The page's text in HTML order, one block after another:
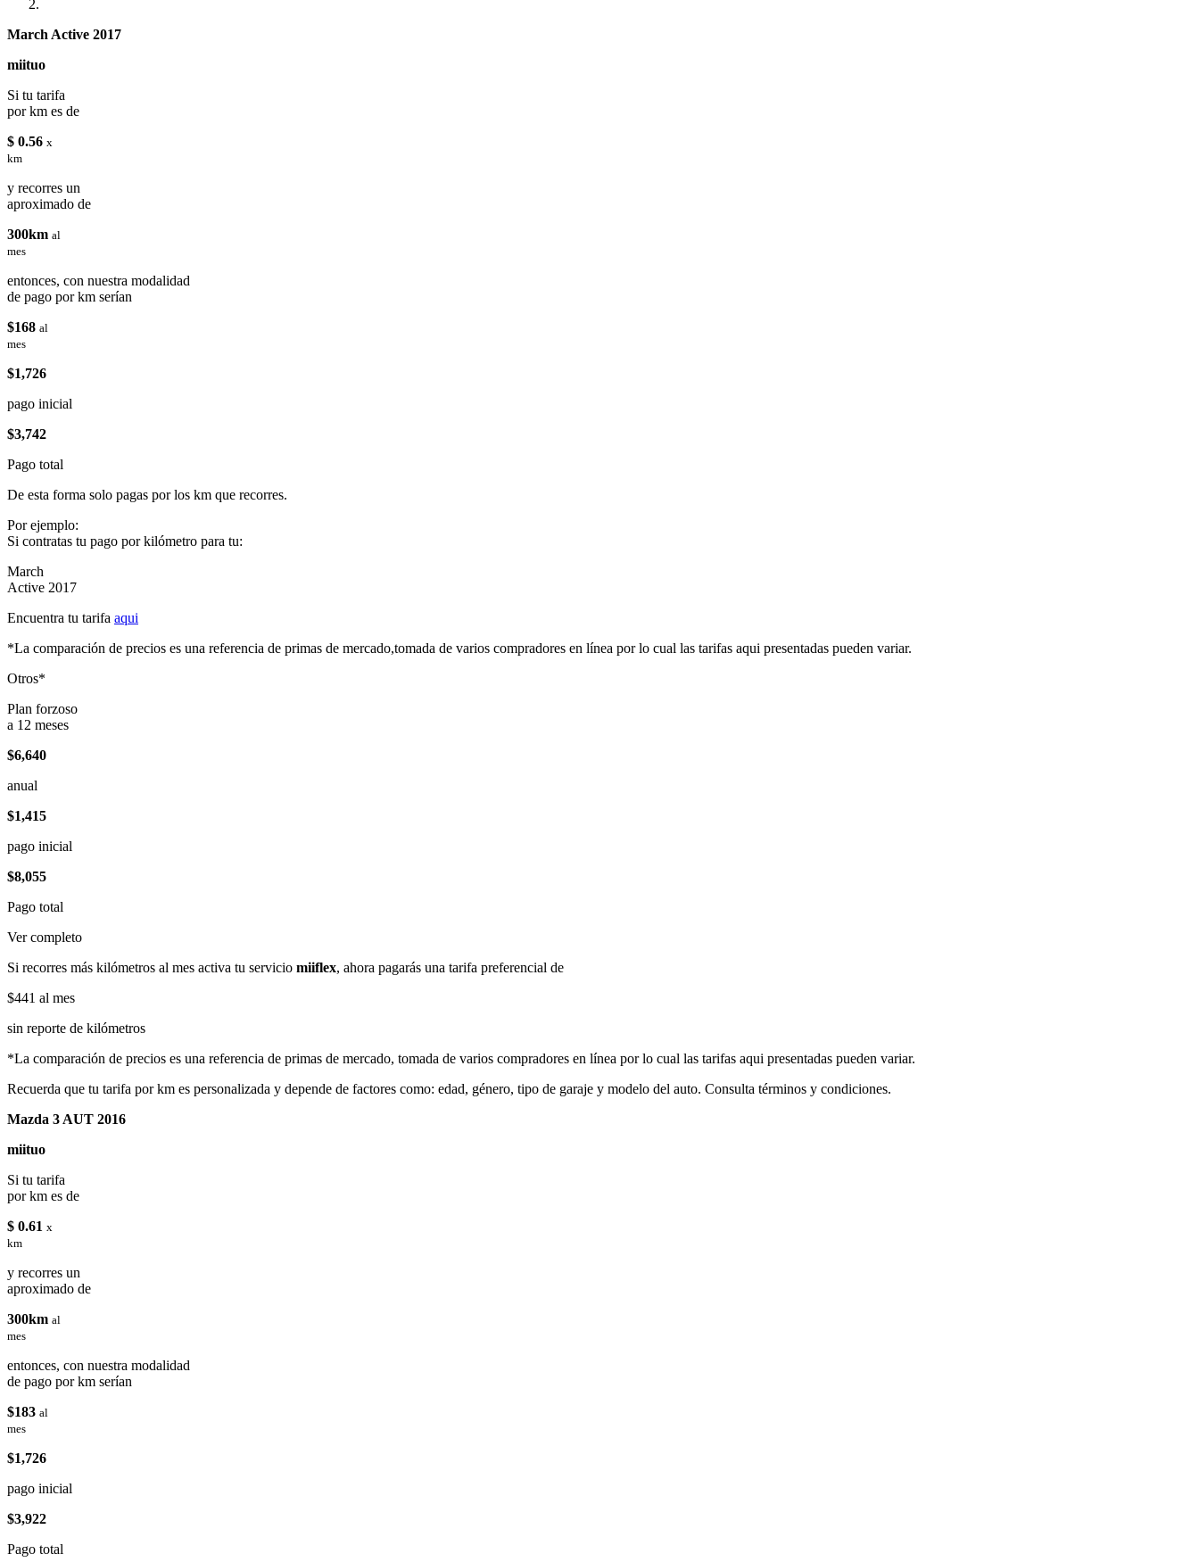
March Active 2017
miituo
Si tu tarifa
por km es de
$ 0.56 x
km
y recorres un
aproximado de
300km al
mes
entonces, con nuestra modalidad
de pago por km serían
$168 al
mes
$1,726
pago inicial
$3,742
Pago total
De esta forma solo pagas por los km que recorres.
Por ejemplo:
Si contratas tu pago por kilómetro para tu:
March
Active 2017
Encuentra tu tarifa aqui
*La comparación de precios es una referencia de primas de mercado,tomada de varios compradores en línea por lo cual las tarifas aqui presentadas pueden variar.
Otros*
Plan forzoso
a 12 meses
$6,640
anual
$1,415
pago inicial
$8,055
Pago total
Ver completo
Si recorres más kilómetros al mes activa tu servicio miiflex, ahora pagarás una tarifa preferencial de
$441 al mes
sin reporte de kilómetros
*La comparación de precios es una referencia de primas de mercado, tomada de varios compradores en línea por lo cual las tarifas aqui presentadas pueden variar.
Recuerda que tu tarifa por km es personalizada y depende de factores como: edad, género, tipo de garaje y modelo del auto. Consulta términos y condiciones.
Mazda 3 AUT 2016
miituo
Si tu tarifa
por km es de
$ 0.61 x
km
y recorres un
aproximado de
300km al
mes
entonces, con nuestra modalidad
de pago por km serían
$183 al
mes
$1,726
pago inicial
$3,922
Pago total